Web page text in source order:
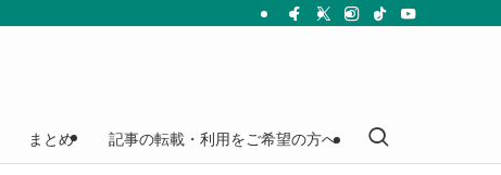
まとめ 記事の転載・利用をご希望の方へ